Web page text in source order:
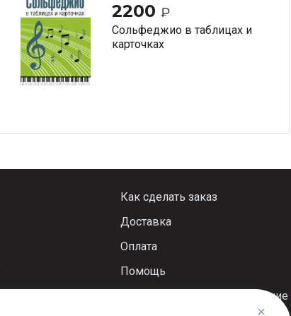
2200 ₽
Сольфеджио в таблицах и
карточках
Как сделать заказ
Доставка
Оплата
Помощь
Пользовательское соглашение